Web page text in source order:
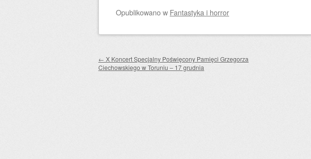
Opublikowanow Fantastyka i horror
Zobacz wpisy
← X Koncert Specjalny Poświęcony Pamięci Grzegorza
Ciechowskiego w Toruniu – 17 grudnia